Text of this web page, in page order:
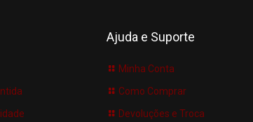
Ajuda e Suporte
Minha Conta
Como Comprar
Devoluções e Troca